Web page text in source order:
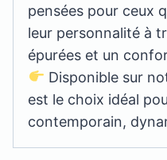
pensées pour ceux
leur personnalité à
épurées et un
Disponible sur
est le choix idéal
contemporain,